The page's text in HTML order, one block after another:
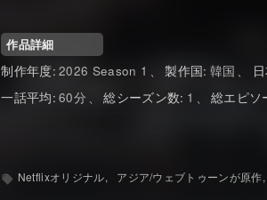
作品詳細
制作年度 2026 Season 1 製作国 韓国
一話平均 60 総シーズン数 1 総エピソ
Netflixオリジナル アジア/ウェブトゥーンが原作